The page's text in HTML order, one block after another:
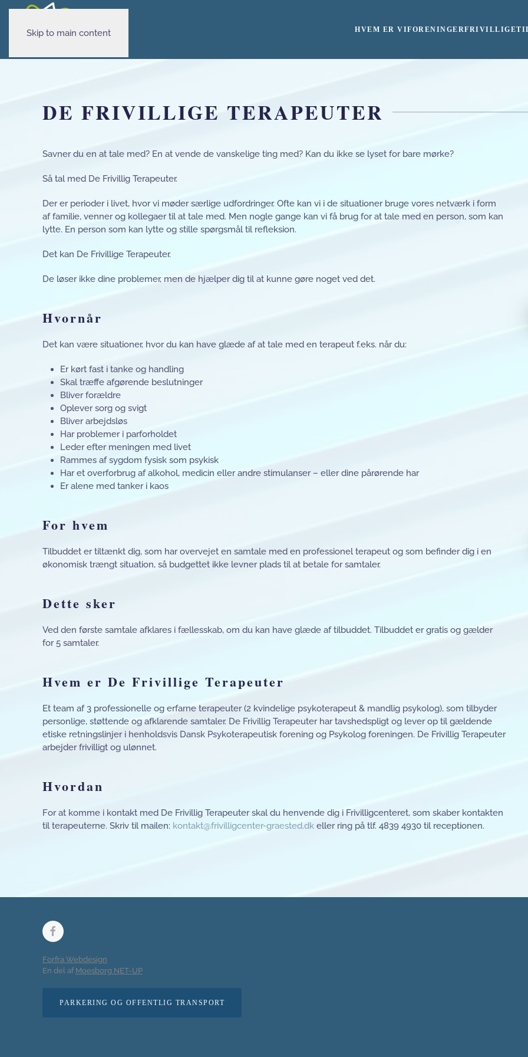
Skip to main content HVEM ER VIFORENINGERFRIVILLIGE
DE FRIVILLIGE TERAPEUTER
Savner du en at tale med? En at vende de vanskelige ting med? Kan du ikke se lyset for bare mørke?
Så tal med De Frivillig Terapeuter.
Der er perioder i livet, hvor vi møder særlige udfordringer. Ofte kan vi i de situationer bruge vores netværk i form
af familie, venner og kollegaer til at tale med. Men nogle gange kan vi få brug for at tale med en person, som kan
lytte. En person som kan lytte og stille spørgsmål til refleksion.
Det kan De Frivillige Terapeuter.
De løser ikke dine problemer, men de hjælper dig til at kunne gøre noget ved det.
Hvornår
Det kan være situationer, hvor du kan have glæde af at tale med en terapeut f.eks. når du:
Er kørt fast i tanke og handling
Skal træffe afgørende beslutninger
Bliver forældre
Oplever sorg og svigt
Bliver arbejdsløs
Har problemer i parforholdet
Leder efter meningen med livet
Rammes af sygdom fysisk som psykisk
Har et overforbrug af alkohol, medicin eller andre stimulanser – eller dine pårørende har
Er alene med tanker i kaos
For hvem
Tilbuddet er tiltænkt dig, som har overvejet en samtale med en professionel terapeut og som befinder dig i en
økonomisk trængt situation, så budgettet ikke levner plads til at betale for samtaler.
Dette sker
Ved den første samtale afklares i fællesskab, om du kan have glæde af tilbuddet. Tilbuddet er gratis og gælder
for 5 samtaler.
Hvem er De Frivillige Terapeuter
Et team af 3 professionelle og erfarne terapeuter (2 kvindelige psykoterapeut & mandlig psykolog), som tilbyder
personlige, støttende og afklarende samtaler. De Frivillig Terapeuter har tavshedspligt og lever op til gældende
etiske retningslinjer i henholdsvis Dansk Psykoterapeutisk forening og Psykolog foreningen. De Frivillig Terapeuter
arbejder frivilligt og ulønnet.
Hvordan
For at komme i kontakt med De Frivillig Terapeuter skal du henvende dig i Frivilligcenteret, som skaber kontakten
til terapeuterne. Skriv til mailen: kontakt@frivilligcenter-graested.dk eller ring på tlf. 4839 4930 til receptionen.
Forfra Webdesign
En del af Moesborg NET-UP
PARKERING OG OFFENTLIG TRANSPORT